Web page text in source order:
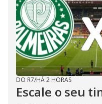
DO R7/HÁ 2 HORAS
Escale o seu